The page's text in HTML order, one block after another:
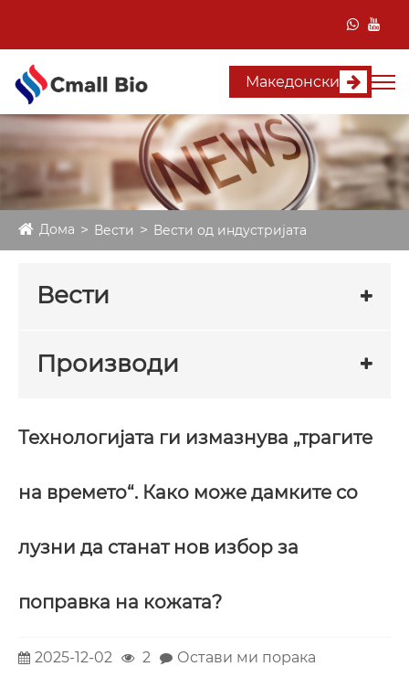
Македонски
Дома Вести Вести од индустријата
Вести
Производи
Технологијата ги измазнува „трагите
на времето“. Како може дамките со
лузни да станат нов избор за
поправка на кожата?
2025-12-02 2
Остави ми порака